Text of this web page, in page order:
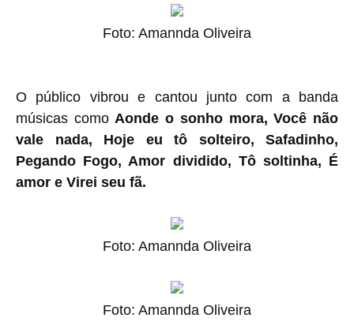
Foto: Amannda Oliveira
O público vibrou e cantou junto com a banda
músicas comoAonde o sonho mora, Você não
vale nada, Hoje eu tô solteiro, Safadinho,
Pegando Fogo, Amor dividido, Tô soltinha, É
amor e Virei seu fã.
Foto: Amannda Oliveira
Foto: Amannda Oliveira